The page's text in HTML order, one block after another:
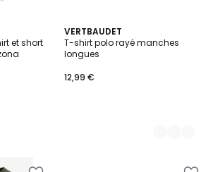
et short
VERTBAUDET
T-shirt polo rayé manches
longues
12,99 €
2
Couleurs